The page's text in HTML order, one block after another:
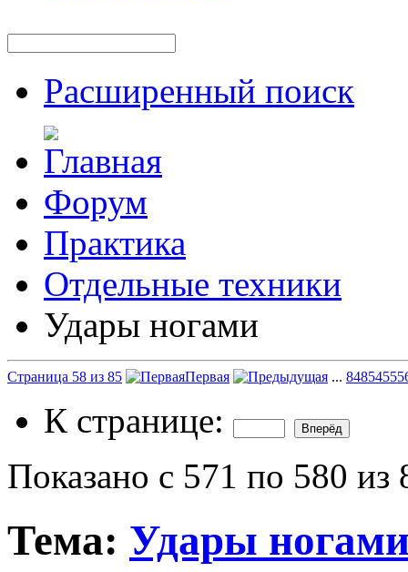
Расширенный поиск
Форум
Практика
Отдельные техники
Удары ногами
Страница 58 из 85 Первая ... 8485455
К странице:
Показано с 571 по 580 из
Тема: Удары